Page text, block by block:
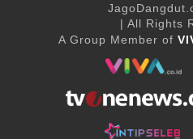
| All Rights
A Group Member of